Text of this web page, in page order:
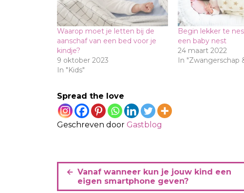
Waarop moet je letten bij de
aanschaf van een bed voor je
kindje?
9 oktober 2023
In "Kids"
Begin lekker te
een baby nest
24 maart 2022
In "Zwangerschap
Spread the love
Geschreven door Gastblog
Vanaf wanneer kun je jouw kind een
eigen smartphone geven?